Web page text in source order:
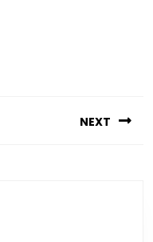
NEXT